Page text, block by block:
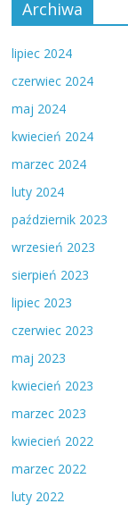
Archiwa
lipiec 2024
czerwiec 2024
maj 2024
kwiecień 2024
marzec 2024
luty 2024
październik 2023
wrzesień 2023
sierpień 2023
lipiec 2023
czerwiec 2023
maj 2023
kwiecień 2023
marzec 2023
kwiecień 2022
marzec 2022
luty 2022